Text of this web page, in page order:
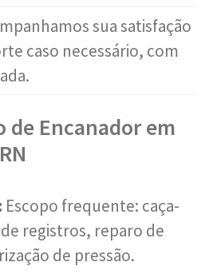
sua satisfação
caso necessário, com
de Encanador em
Escopo frequente: caça-
registros, reparo de
de pressão.